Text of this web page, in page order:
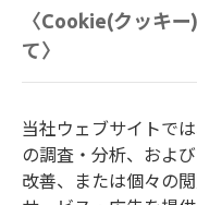
〈Cookie(クッキ
て〉
当社ウェブサイトで
の調査・分析、およ
改善、または個々の